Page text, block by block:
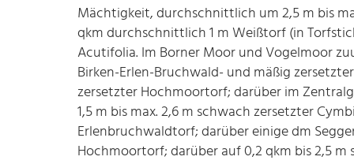
Mächtigkeit, durchschnittlich um 2,5 m bis
qkm durchschnittlich 1 m Weißtorf (in
Acutifolia. Im Borner Moor und Vogelmoor
Birken-Erlen-Bruchwald- und mäßig
zersetzter Hochmoortorf; darüber im
1,5 m bis max. 2,6 m schwach zersetzter
Erlenbruchwaldtorf; darüber einige dm
Hochmoortorf; darüber auf 0,2 qkm bis 2,5